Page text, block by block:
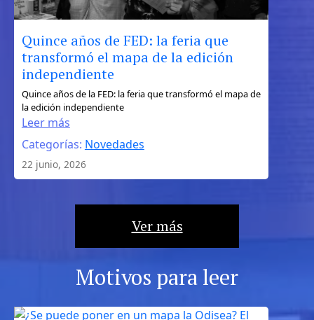
Quince años de FED: la feria que
transformó el mapa de la edición
independiente
Quince años de la FED: la feria que transformó el mapa de
la edición independiente
Leer más
:
Quince
años
de
FED:
la
edición
Categorías: Novedades
22 junio, 2026
Ver más
Motivos para leer